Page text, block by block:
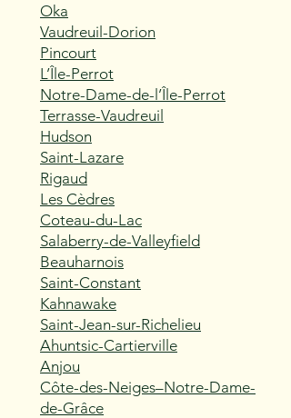
Oka
Vaudreuil-Dorion
Pincourt
L’Île-Perrot
Notre-Dame-de-l’Île-Perrot
Terrasse-Vaudreuil
Hudson
Saint-Lazare
Rigaud
Les Cèdres
Coteau-du-Lac
Salaberry-de-Valleyfield
Beauharnois
Saint-Constant
Kahnawake
Saint-Jean-sur-Richelieu
Ahuntsic-Cartierville
Anjou
Côte-des-Neiges–Notre-Dame-
de-Grâce